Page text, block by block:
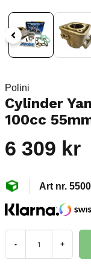
Polini
Cylinder
100cc
6 309 kr
- +